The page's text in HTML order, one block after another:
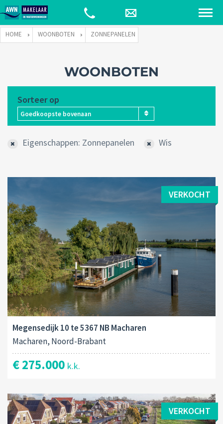
HOME WOONBOTEN ZONNEPANELEN
WOONBOTEN
Sorteer op
Goedkoopste bovenaan
Eigenschappen: Zonnepanelen Wis
VERKOCHT
Megensedijk 10 te 5367 NB Macharen
Macharen, Noord-Brabant
€ 275.000 k.k.
VERKOCHT